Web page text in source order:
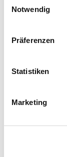
Cookies, wenn
Notwendig
Präferenzen
Statistiken
Marketing
All unsere
ausgerichtet.